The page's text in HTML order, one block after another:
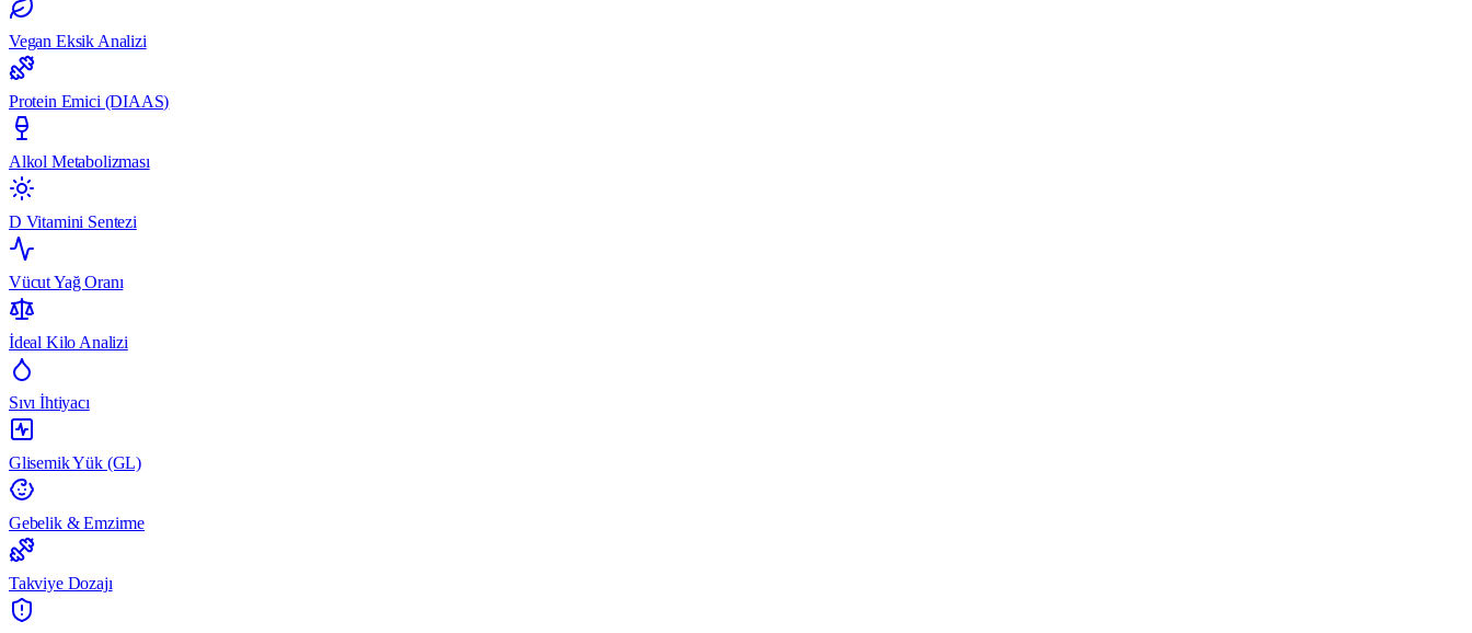
Vegan Eksik Analizi
Protein Emici (DIAAS)
Alkol Metabolizması
D Vitamini Sentezi
Vücut Yağ Oranı
İdeal Kilo Analizi
Sıvı İhtiyacı
Glisemik Yük (GL)
Gebelik & Emzirme
Takviye Dozajı